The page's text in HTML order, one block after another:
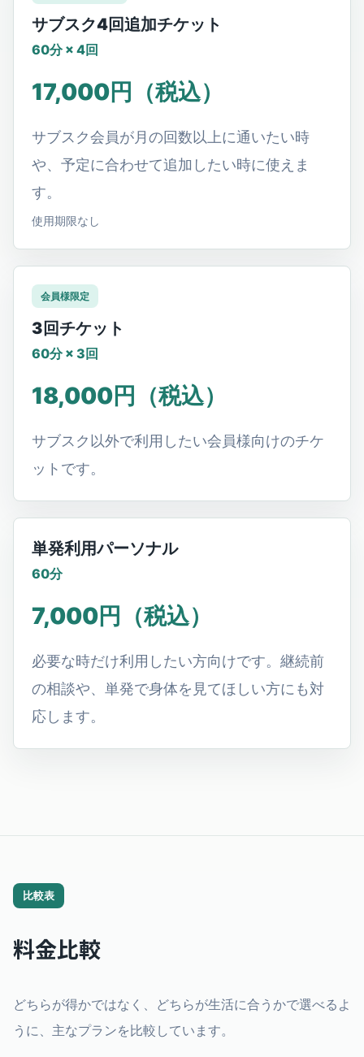
サブスク4回追加チケット
60分 × 4回
17,000円（税込）
サブスク会員が月の回数以上に通いたい時
や、予定に合わせて追加したい時に使えま
す。
使用期限なし
会員様限定
3回チケット
60分 × 3回
18,000円（税込）
サブスク以外で利用したい会員様向けのチケ
ットです。
単発利用パーソナル
60分
7,000円（税込）
必要な時だけ利用したい方向けです。継続前
の相談や、単発で身体を見てほしい方にも対
応します。
比較表
料金比較
どちらが得かではなく、どちらが生活に合うかで選べるよ
うに、主なプランを比較しています。